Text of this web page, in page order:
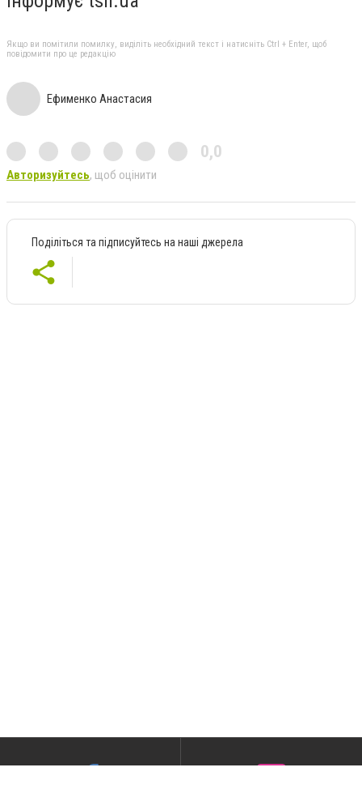
Якщо ви помітили помилку, виділіть необхідний текст і натисніть Ctrl + Enter, щоб
повідомити про це редакцію
Ефименко Анастасия
0,0
Авторизуйтесь, щоб оцінити
Поділіться та підписуйтесь на наші джерела